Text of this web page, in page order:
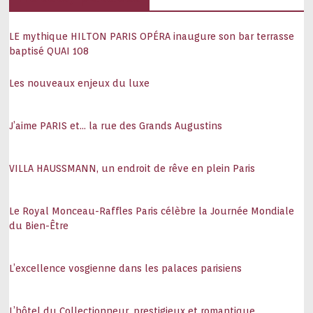
LE mythique HILTON PARIS OPÉRA inaugure son bar terrasse
baptisé QUAI 108
Les nouveaux enjeux du luxe
J’aime PARIS et… la rue des Grands Augustins
VILLA HAUSSMANN, un endroit de rêve en plein Paris
Le Royal Monceau-Raffles Paris célèbre la Journée Mondiale
du Bien-Être
L’excellence vosgienne dans les palaces parisiens